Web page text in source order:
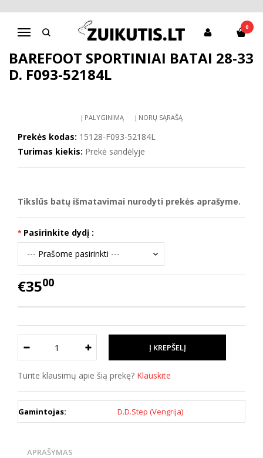
Navigacija
0
Pagrindinis
Sportiniai bateliai
Barefoot sportiniai batai 28-33 d. F093-52184L
BAREFOOT SPORTINIAI BATAI 28-33
D. F093-52184L
Į PALYGINIMĄ Į NORŲ SĄRAŠĄ
Prekės kodas: 15128-F093-52184L
Turimas kiekis: Prekė sandėlyje
Tikslūs batų išmatavimai nurodyti prekės aprašyme.
Pasirinkite dydį :
€3500
Turite klausimų apie šią prekę? Klauskite
Gamintojas: D.D.Step (Vengrija)
APRAŠYMAS